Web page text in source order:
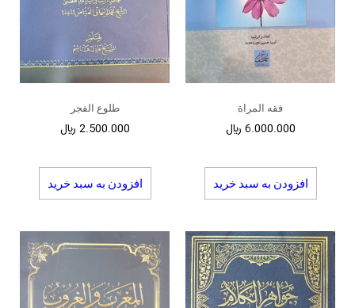
فقه المراة
6.000.000 ﷼
افزودن به سبد خرید
طلوع الفجر
2.500.000 ﷼
افزودن به سبد خرید